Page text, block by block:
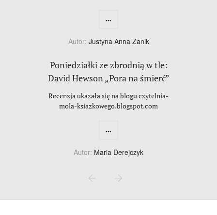
...
Autor: Justyna Anna Zanik
Poniedziałki ze zbrodnią w tle:
David Hewson „Pora na śmierć”
Recenzja ukazała się na blogu czytelnia-
mola-ksiazkowego.blogspot.com
...
Autor: Maria Derejczyk